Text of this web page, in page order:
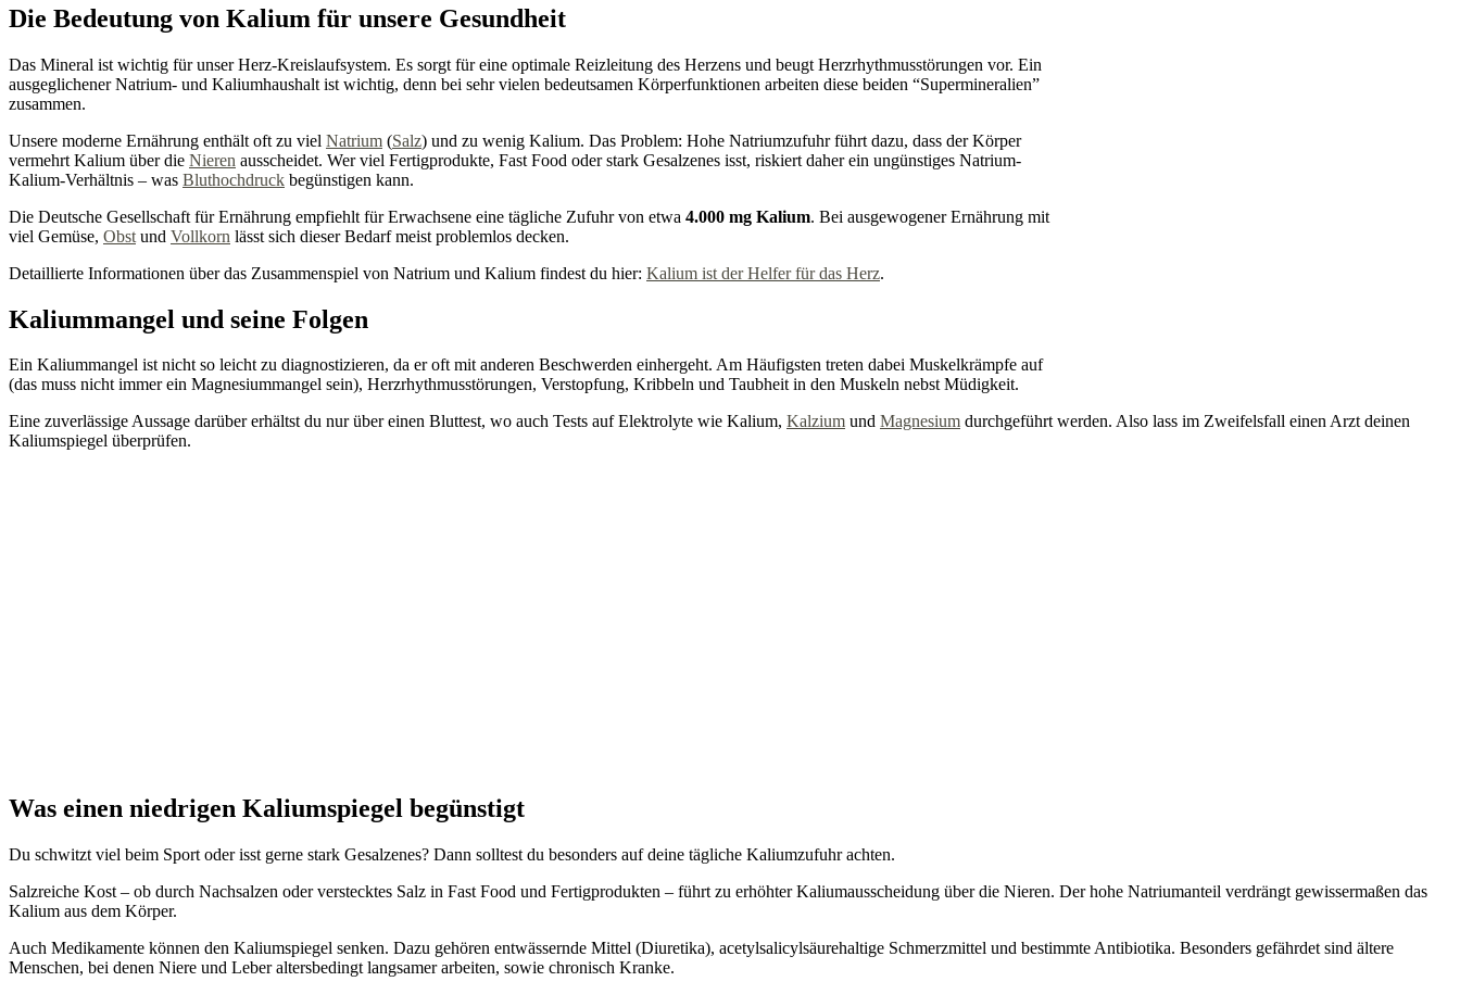
Die Bedeutung von Kalium für unsere Gesundheit
Das Mineral ist wichtig für unser Herz-Kreislaufsystem. Es sorgt für eine optimale Reizleitung des Herzens und beugt Herzrhythmusstörungen vor. Ein
ausgeglichener Natrium- und Kaliumhaushalt ist wichtig, denn bei sehr vielen bedeutsamen Körperfunktionen arbeiten diese beiden “Supermineralien”
zusammen.
Unsere moderne Ernährung enthält oft zu viel Natrium (Salz) und zu wenig Kalium. Das Problem: Hohe Natriumzufuhr führt dazu, dass der Körper
vermehrt Kalium über die Nieren ausscheidet. Wer viel Fertigprodukte, Fast Food oder stark Gesalzenes isst, riskiert daher ein ungünstiges Natrium-
Kalium-Verhältnis – was Bluthochdruck begünstigen kann.
Die Deutsche Gesellschaft für Ernährung empfiehlt für Erwachsene eine tägliche Zufuhr von etwa 4.000 mg Kalium. Bei ausgewogener Ernährung mit
viel Gemüse, Obst und Vollkorn lässt sich dieser Bedarf meist problemlos decken.
Detaillierte Informationen über das Zusammenspiel von Natrium und Kalium findest du hier: Kalium ist der Helfer für das Herz.
Kaliummangel und seine Folgen
Ein Kaliummangel ist nicht so leicht zu diagnostizieren, da er oft mit anderen Beschwerden einhergeht. Am Häufigsten treten dabei Muskelkrämpfe auf
(das muss nicht immer ein Magnesiummangel sein), Herzrhythmusstörungen, Verstopfung, Kribbeln und Taubheit in den Muskeln nebst Müdigkeit.
Eine zuverlässige Aussage darüber erhältst du nur über einen Bluttest, wo auch Tests auf Elektrolyte wie Kalium, Kalzium und Magnesium durchgeführt werden. Also lass im Zweifelsfall einen Arzt deinen
Kaliumspiegel überprüfen.
Was einen niedrigen Kaliumspiegel begünstigt
Du schwitzt viel beim Sport oder isst gerne stark Gesalzenes? Dann solltest du besonders auf deine tägliche Kaliumzufuhr achten.
Salzreiche Kost – ob durch Nachsalzen oder verstecktes Salz in Fast Food und Fertigprodukten – führt zu erhöhter Kaliumausscheidung über die Nieren. Der hohe Natriumanteil verdrängt gewissermaßen das
Kalium aus dem Körper.
Auch Medikamente können den Kaliumspiegel senken. Dazu gehören entwässernde Mittel (Diuretika), acetylsalicylsäurehaltige Schmerzmittel und bestimmte Antibiotika. Besonders gefährdet sind ältere
Menschen, bei denen Niere und Leber altersbedingt langsamer arbeiten, sowie chronisch Kranke.